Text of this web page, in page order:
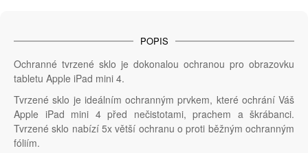
POPIS
Ochranné tvrzené sklo je dokonalou ochranou pro obrazovku
tabletu Apple iPad mini 4.
Tvrzené sklo je ideálním ochranným prvkem, které ochrání Váš
Apple iPad mini 4 před nečistotami, prachem a škrábanci.
Tvrzené sklo nabízí 5x větší ochranu o proti běžným ochranným
fóliím.